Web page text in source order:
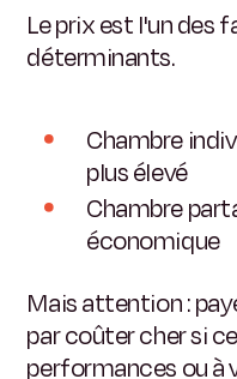
Le prix est l'un des
déterminants.
Chambre
plus élevé
Chambre
économique
Mais attention :
par coûter cher si
performances ou à